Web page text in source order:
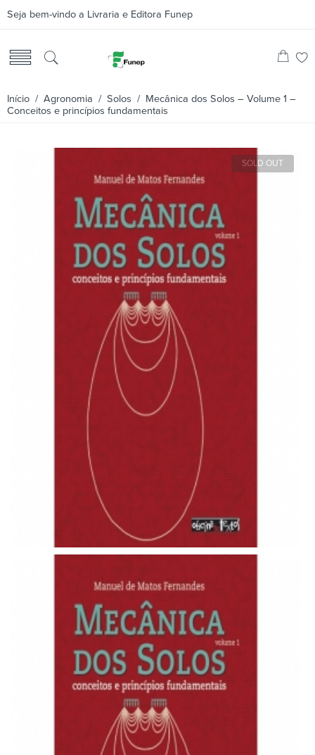
Seja bem-vindo a Livraria e Editora Funep
Início / Agronomia / Solos / Mecânica dos Solos – Volume 1 –
Conceitos e princípios fundamentais
SOLD OUT